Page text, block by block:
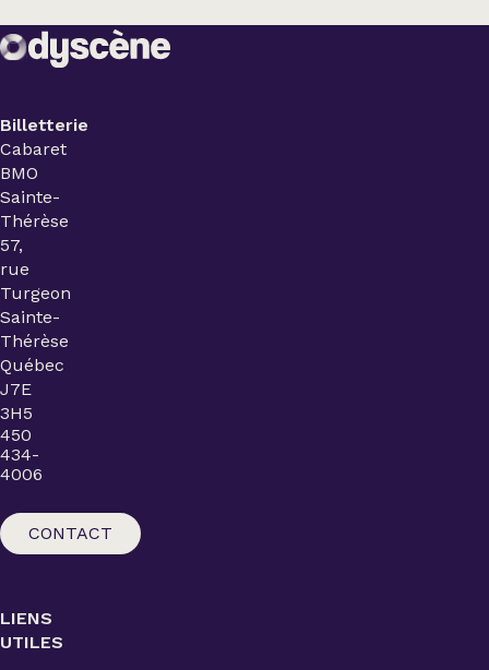
Billetterie
Cabaret
BMO
Sainte-
Thérèse
57,
rue
Turgeon
Sainte-
Thérèse
Québec
J7E
3H5
450
434-
4006
CONTACT
LIENS
UTILES